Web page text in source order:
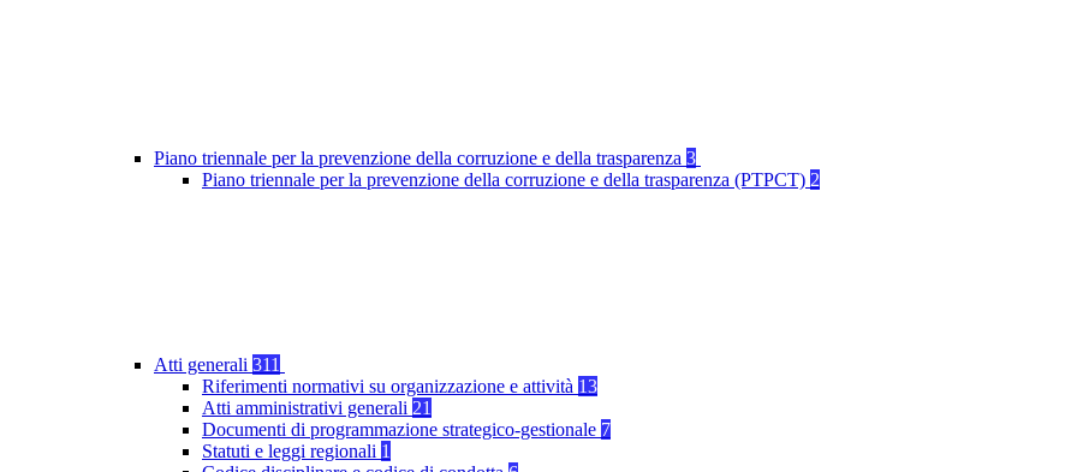
Piano triennale per la prevenzione della corruzione e della trasparenza 3
Piano triennale per la prevenzione della corruzione e della trasparenza (PTPCT) 2
Atti generali 311
Riferimenti normativi su organizzazione e attività 13
Atti amministrativi generali 21
Documenti di programmazione strategico-gestionale 7
Statuti e leggi regionali 1